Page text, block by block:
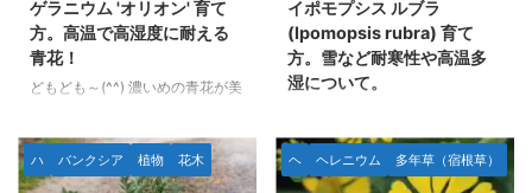
ゲラニウム 'オリオン' 育て
方。高温で高湿度に耐える
青花！
どもども～(^^) 濃いめの青花が美
ン'(Geranium 'Orion')の育て方に
ついてです。 庭植えや地植えで
名古屋市地域の夏のような高温多
イポモプシス ルブラ
(Ipomopsis rubra) 育て
方。雪など耐寒性や高温多
湿について。
ルブラ (Ipomopsis rubra)はアメ
リカの南西部に分布している二年
草です。 咲いたら枯れる二年草
ハ バンクシア 植物 花木 ヘ ヘレニウム 多年草（宿根草）